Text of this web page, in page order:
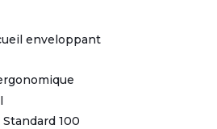
enveloppant
100